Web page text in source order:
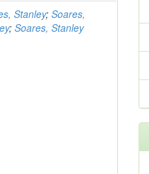
Stanley;Soares,
;Soares, Stanley